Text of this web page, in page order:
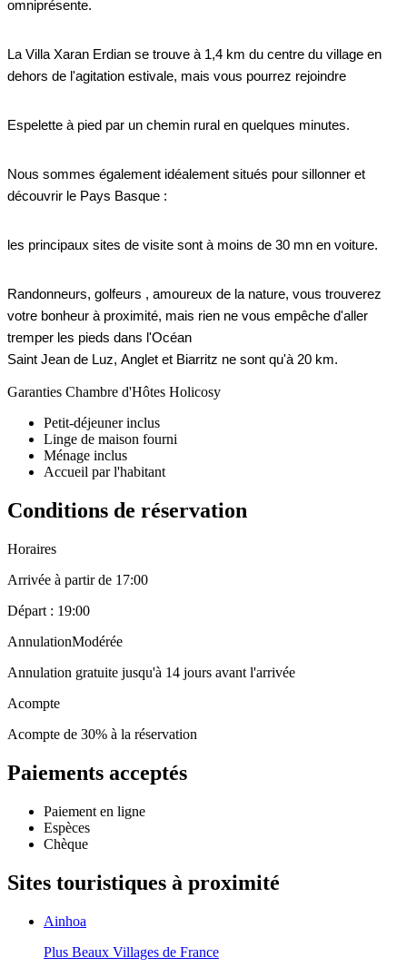
omniprésente.
La Villa Xaran Erdian se trouve à 1,4 km du centre du village en
dehors de l'agitation estivale, mais vous pourrez rejoindre
Espelette à pied par un chemin rural en quelques minutes.
Nous sommes également idéalement situés pour sillonner et
découvrir le Pays Basque :
les principaux sites de visite sont à moins de 30 mn en voiture.
Randonneurs, golfeurs , amoureux de la nature, vous trouverez
votre bonheur à proximité, mais rien ne vous empêche d'aller
tremper les pieds dans l'Océan
Saint Jean de Luz, Anglet et Biarritz ne sont qu'à 20 km.
Garanties Chambre d'Hôtes Holicosy
Petit-déjeuner inclus
Linge de maison fourni
Ménage inclus
Accueil par l'habitant
Conditions de réservation
Horaires
Arrivée à partir de 17:00
Départ : 19:00
AnnulationModérée
Annulation gratuite jusqu'à 14 jours avant l'arrivée
Acompte
Acompte de 30% à la réservation
Paiements acceptés
Paiement en ligne
Espèces
Chèque
Sites touristiques à proximité
Ainhoa
Plus Beaux Villages de France